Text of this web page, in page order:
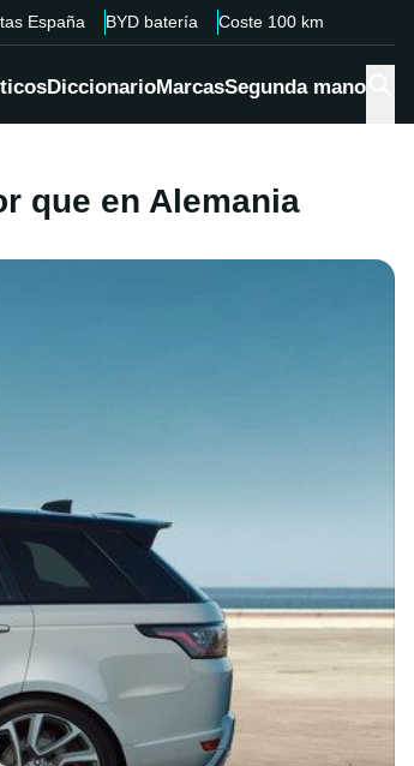
España BYD batería Coste 100 km
DiccionarioMarcasSegunda mano
que en Alemania